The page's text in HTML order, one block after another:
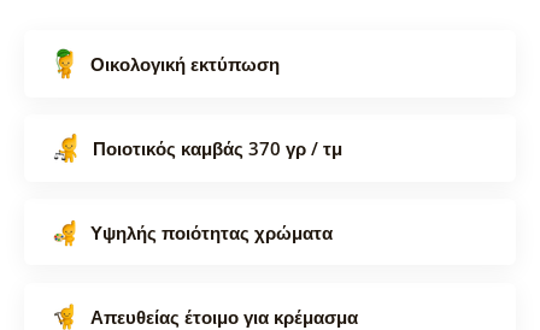
Οικολογική εκτύπωση
Ποιοτικός καμβάς 370 γρ / τμ
Υψηλής ποιότητας χρώματα
Απευθείας έτοιμο για κρέμασμα